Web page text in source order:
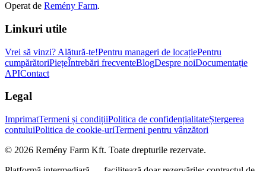
Operat de Remény Farm.
Linkuri utile
Vrei să vinzi? Alătură-te!Pentru manageri de locațiePentru
cumpărătoriPiețeÎntrebări frecventeBlogDespre noiDocumentație
APIContact
Legal
ImprimatTermeni și condițiiPolitica de confidențialitateȘtergerea
contuluiPolitica de cookie-uriTermeni pentru vânzători
© 2026 Remény Farm Kft. Toate drepturile rezervate.